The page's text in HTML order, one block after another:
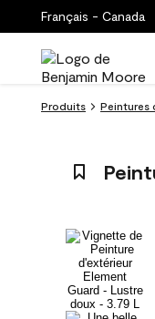
Français - Canada
Produits Peintures